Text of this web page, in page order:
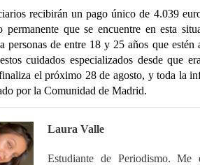
recibirán un pago único de 4.039
permanente que se encuentre en esta
personas de entre 18 y 25 años que
cuidados especializados desde que
el próximo 28 de agosto, y toda la
por la Comunidad de Madrid.
Laura Valle
Estudiante de Periodismo.